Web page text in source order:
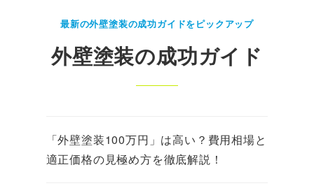
最新の外壁塗装の成功ガイドをピックアップ
外壁塗装の成功ガイド
「外壁塗装100万円」は高い？費用相場と
適正価格の見極め方を徹底解説！